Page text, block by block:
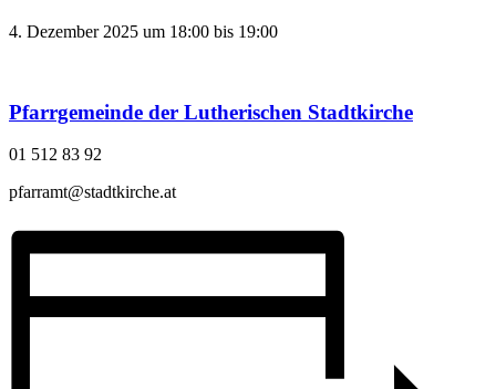
4. Dezember 2025 um 18:00 bis 19:00
Pfarrgemeinde der Lutherischen Stadtkirche
01 512 83 92
pfarramt@stadtkirche.at